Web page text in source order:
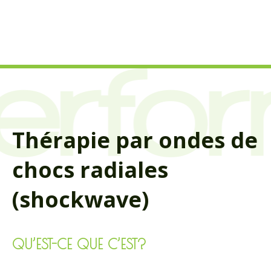
Thérapie par ondes de
chocs radiales
(shockwave)
QU’EST-CE QUE C’EST?